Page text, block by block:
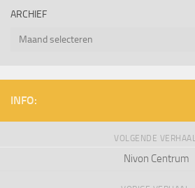
ARCHIEF
Archief
INFO:
VOLGENDE VERHAAL
Nivon Centrum